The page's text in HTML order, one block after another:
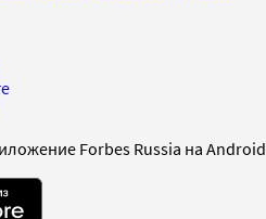
Forbes Russia на Android